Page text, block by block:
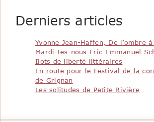
Derniers articles
Yvonne Jean-Haffen, De l’ombre
Mardi-tes-nous Eric-Emmanuel
Ilots de liberté littéraires
En route pour le Festival de la
de Grignan
Les solitudes de Petite Rivière